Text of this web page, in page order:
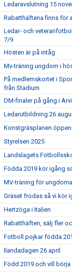
Ledaravslutning 15
Rabatthäftena finns för
Ledar- och
7/9
Hösten är på intåg
Mv-träning ungdom i
På medlemskortet i
från Stadium
DM-finaler på gång i
Ledarutbildning 26
Konstgräsplanen
Styrelsen 2025
Landslagets
Födda 2019 kör igång
MV-träning för
Gräset frodas så vi kör
Hertzöga i Italien
Rabatthäften, sälj fler
Fotboll pojkar födda
Ilandadagen 26 april
Född 2019 och vill